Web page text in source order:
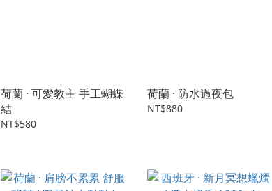
荷蘭 · 可愛教主 手工蝴蝶
結
NT$580
荷蘭 · 防水過夜包
NT$880